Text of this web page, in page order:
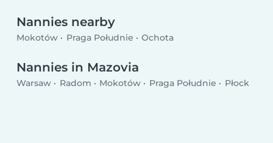
Nannies nearby
Mokotów Praga Południe Ochota
Nannies in Mazovia
Warsaw Radom Mokotów Praga Południe Płock